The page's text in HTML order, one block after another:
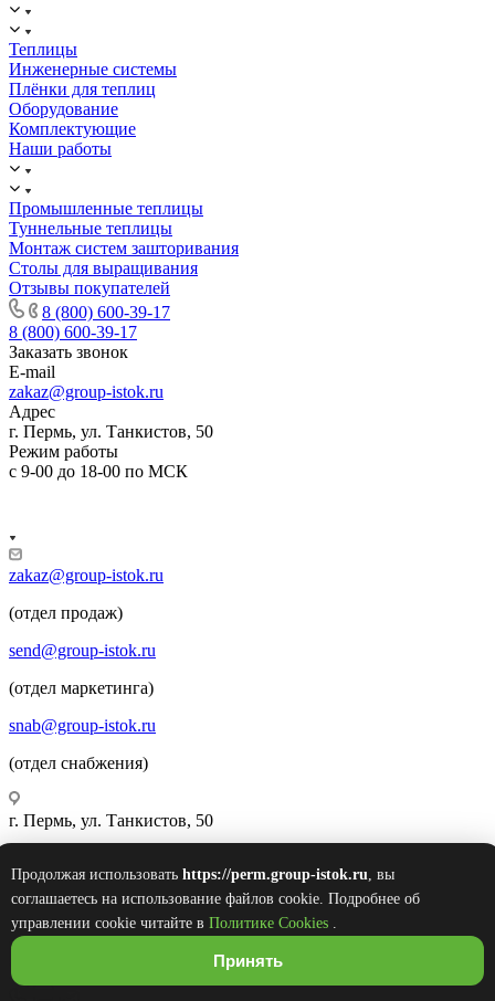
Продолжая использовать https://perm.group-istok.ru, вы
соглашаетесь на использование файлов cookie. Подробнее об
управлении cookie читайте в Политике Cookies .
Принять
Теплицы
Инженерные системы
Плёнки для теплиц
Оборудование
Комплектующие
Наши работы
Промышленные теплицы
Туннельные теплицы
Монтаж систем зашторивания
Столы для выращивания
Отзывы покупателей
8 (800) 600-39-17
8 (800) 600-39-17
Заказать звонок
E-mail
zakaz@group-istok.ru
Адрес
г. Пермь, ул. Танкистов, 50
Режим работы
с 9-00 до 18-00 по МСК
zakaz@group-istok.ru
(отдел продаж)
send@group-istok.ru
(отдел маркетинга)
snab@group-istok.ru
(отдел снабжения)
г. Пермь, ул. Танкистов, 50
© 2026 Инновационные Современные Теплицы
Оборудование Комплектующие (ИСТОК)